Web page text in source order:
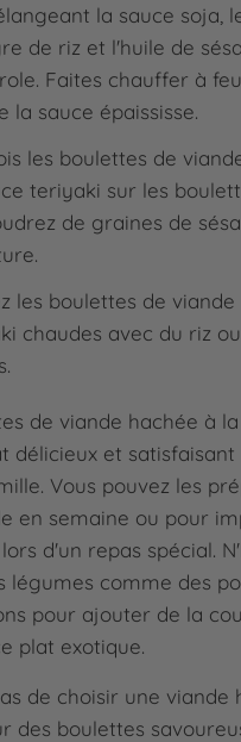
la sauce soja,
de riz et l'huile de
Faites chauffer à
la sauce épaississe.
les boulettes de
teriyaki sur les
de graines de
les boulettes de viande
chaudes avec du riz
de viande hachée à
délicieux et
Vous pouvez les
en semaine ou pour
d'un repas spécial.
légumes comme des
pour ajouter de la
plat exotique.
de choisir une viande
des boulettes